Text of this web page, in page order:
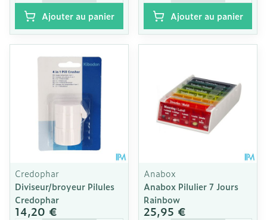
Ajouter au panier Ajouter au panier
Credophar
Diviseur/broyeur Pilules
Credophar
14,20 €
Anabox
Anabox Pilulier 7 Jours
Rainbow
25,95 €